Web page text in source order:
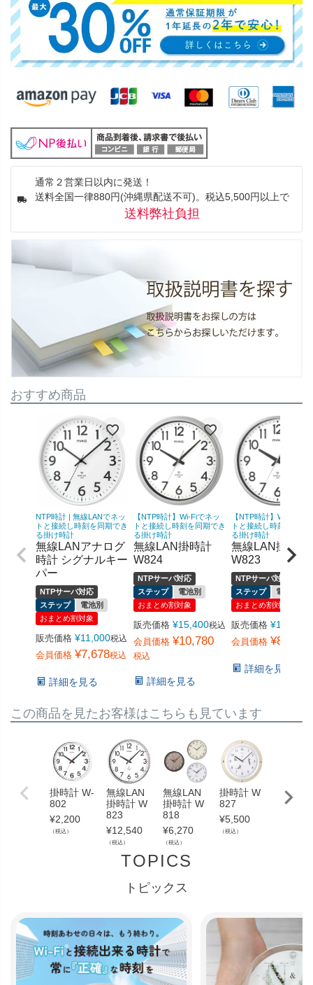
通常２営業日以内に発送！
送料全国一律880円(沖縄県配送不可)。税込5,500円以上で
送料弊社負担
おすすめ商品
NTP時計 | 無線LANでネッ
トと接続し時刻を同期でき
る掛け時計
無線LANアナログ
時計 シグナルキー
パー
NTPサーバ対応
ステップ
電池別
おまとめ割対象
販売価格 ¥11,000税込
会員価格 ¥7,678税込
詳細を見る
【NTP時計】Wi-Fiでネッ
トと接続し時刻を同期でき
る掛け時計
無線LAN掛時計
W824
NTPサーバ対応
ステップ
電池別
おまとめ割対象
販売価格 ¥15,400税込
会員価格 ¥10,780
税込
詳細を見る
【NTP時計】Wi-Fiでネ
トと接続し時刻を同期
る掛け時計
無線LAN掛時計
W823
NTPサーバ対応
ステップ
電池別
おまとめ割対象
販売価格 ¥12,540
会員価格 ¥8,778
詳細を見る
この商品を見たお客様はこちらも見ています
掛時計 W-
802
¥2,200
（税込）
無線LAN
掛時計 W
823
¥12,540
（税込）
無線LAN
掛時計 W
818
¥6,270
（税込）
掛時計 W
827
¥5,500
（税込）
無線
掛時計
TOPICS
トピックス